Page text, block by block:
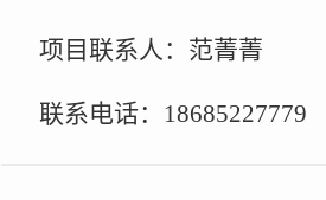
项目联系人：范菁菁
联系电话：18685227779